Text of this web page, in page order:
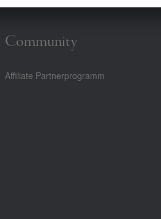
Community
Affiliate Partnerprogramm